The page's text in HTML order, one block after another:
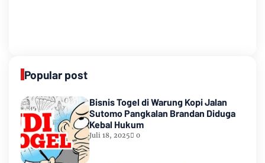
Popular post
Bisnis Togel di Warung Kopi Jalan
Sutomo Pangkalan Brandan Diduga
Kebal Hukum
Juli 18, 2025 0